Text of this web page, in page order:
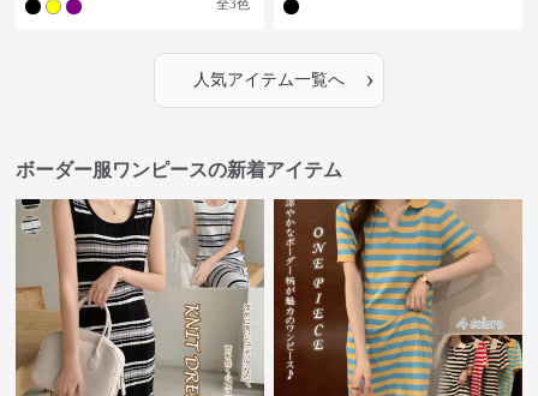
全3色
人気アイテム一覧へ ›
ボーダー服ワンピースの新着アイテム